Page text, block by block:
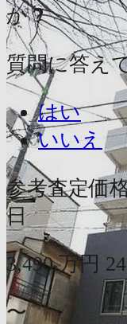
か？
質問に答え
はい
いいえ
参考査定価
日
3,490 万円
〜